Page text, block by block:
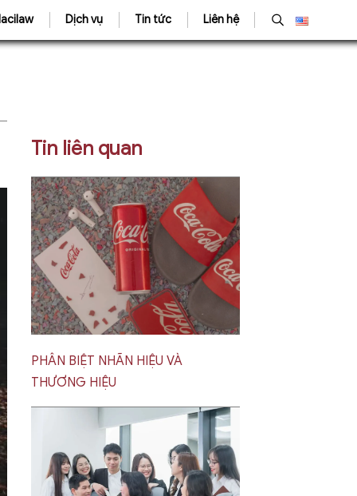
Dịch vụ Tin tức Liên hệ
Tin liên quan
PHÂN BIỆT NHÃN HIỆU VÀ
THƯƠNG HIỆU